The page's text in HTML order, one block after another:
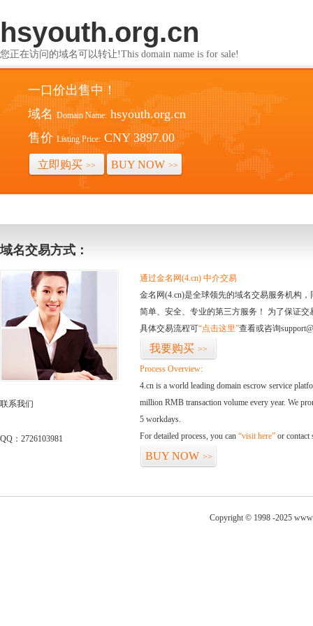
hsyouth.org.cn
您正在访问的域名可以转让!This domain name is for sale!
一口价出售中！
域名 Domain Name: hsyouth.org.cn
售价 Listing Price: CNY 3897.00
立即购买 >> BUY NOW >>
域名交易方式：
联系我们
QQ：2726103981
通过金名网(4.cn) 中介交易
金名网(4.cn)是全球领先的域名交易服务机构
简单、安全、专业的第三方服务！ 为了保证
具体交易流程可“点击这里”查看或咨询
我要购买 >>
Process Overview:
4.cn is a world leading domain escrow service
million RMB transaction volume every year. We
5 workdays.
For detailed process, you can “visit here” or contact
BUY NOW >>
Copyright © 1998 -2025